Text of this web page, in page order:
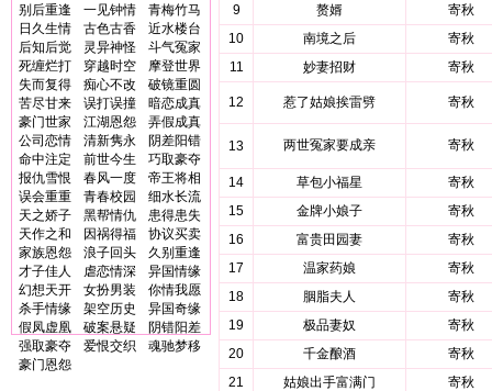
别后重逢
一见钟情
青梅竹马
日久生情
古色古香
近水楼台
后知后觉
灵异神怪
斗气冤家
死缠烂打
穿越时空
摩登世界
失而复得
痴心不改
破镜重圆
苦尽甘来
误打误撞
暗恋成真
豪门世家
江湖恩怨
弄假成真
公司恋情
清新隽永
阴差阳错
命中注定
前世今生
巧取豪夺
报仇雪恨
春风一度
帝王将相
误会重重
青春校园
细水长流
天之娇子
黑帮情仇
患得患失
天作之和
因祸得福
协议买卖
家族恩怨
浪子回头
久别重逢
才子佳人
虐恋情深
异国情缘
幻想天开
女扮男装
你情我愿
杀手情缘
架空历史
异国奇缘
假凤虚凰
破案悬疑
阴错阳差
强取豪夺
爱恨交织
魂驰梦移
豪门恩怨
9
赘婿
寄秋
10
南境之后
寄秋
11
妙妻招财 寄秋
12 惹了姑娘挨雷劈 寄秋
13 两世冤家要成亲 寄秋
14 草包小福星
寄秋
15
金牌小娘子
寄秋
16
富贵田园妻
寄秋
17
温家药娘
寄秋
18
胭脂夫人
寄秋
19
极品妻奴
寄秋
20
千金酿酒
寄秋
21
姑娘出手富满门
寄秋